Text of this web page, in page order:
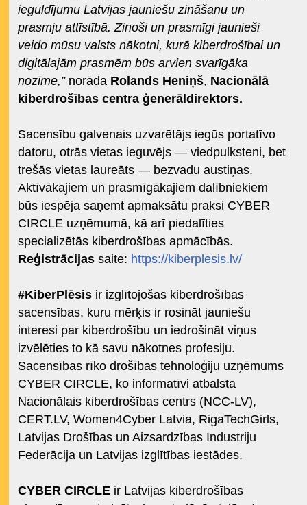
ieguldījumu Latvijas jauniešu zināšanu un
prasmju attīstībā. Zinoši un prasmīgi jaunieši
veido mūsu valsts nākotni, kurā kiberdrošībai un
digitālajām prasmēm būs arvien svarīgāka
nozīme,”norāda Rolands Heniņš, Nacionālā
kiberdrošības centra ģenerāldirektors.
Sacensību galvenais uzvarētājs iegūs portatīvo
datoru, otrās vietas ieguvējs — viedpulksteni, bet
trešās vietas laureāts — bezvadu austiņas.
Aktīvākajiem un prasmīgākajiem dalībniekiem
būs iespēja saņemt apmaksātu praksi CYBER
CIRCLE uzņēmumā, kā arī piedalīties
specializētās kiberdrošības apmācībās.
Reģistrācijassaite: https://kiberplesis.lv/
#KiberPlēsisir izglītojošas kiberdrošības
sacensības, kuru mērķis ir rosināt jauniešu
interesi par kiberdrošību un iedrošināt viņus
izvēlēties to kā savu nākotnes profesiju.
Sacensības rīko drošības tehnoloģiju uzņēmums
CYBER CIRCLE, ko informatīvi atbalsta
Nacionālais kiberdrošības centrs (NCC-LV),
CERT.LV, Women4Cyber Latvia, RigaTechGirls,
Latvijas Drošības un Aizsardzības Industriju
Federācija un Latvijas izglītības iestādes.
CYBER CIRCLEir Latvijas kiberdrošības